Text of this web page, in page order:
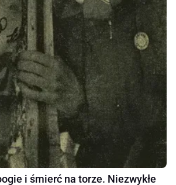
i śmierć na torze. Niezwykłe